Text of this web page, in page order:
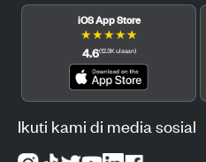
iOS App Store
★★★★★
4.6(12.3Kulasan)
Ikuti kami di media sosial